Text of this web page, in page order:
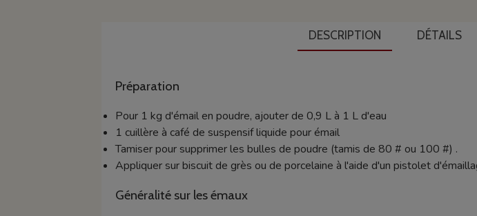
DESCRIPTION DÉTAILS
Préparation
Pour 1 kg d'émail en poudre, ajouter de 0,9 L à 1 L d'eau
1 cuillère à café de suspensif liquide pour émail
Tamiser pour supprimer les bulles de poudre (tamis de 80 # ou 100 #) .
Appliquer sur biscuit de grès ou de porcelaine à l'aide d'un pistolet
Généralité sur les émaux